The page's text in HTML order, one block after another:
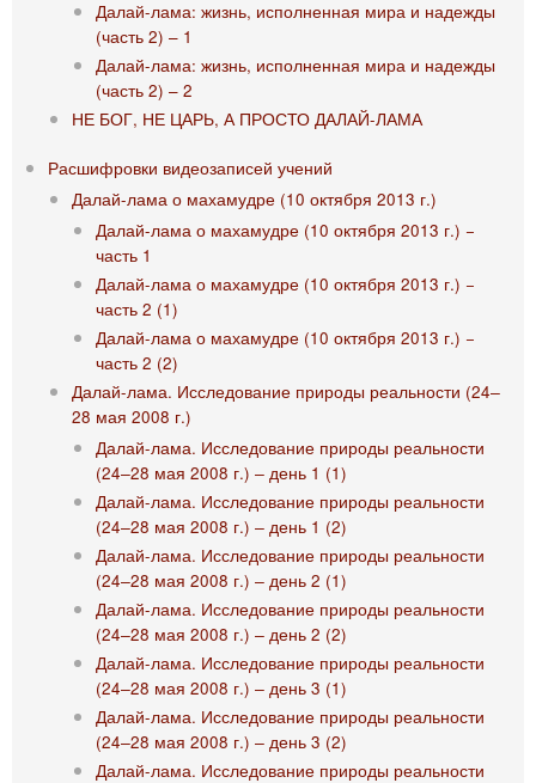
Далай-лама: жизнь, исполненная мира и надежды
(часть 2) – 1
Далай-лама: жизнь, исполненная мира и надежды
(часть 2) – 2
НЕ БОГ, НЕ ЦАРЬ, А ПРОСТО ДАЛАЙ-ЛАМА
Расшифровки видеозаписей учений
Далай-лама о махамудре (10 октября 2013 г.)
Далай-лама о махамудре (10 октября 2013 г.) −
часть 1
Далай-лама о махамудре (10 октября 2013 г.) −
часть 2 (1)
Далай-лама о махамудре (10 октября 2013 г.) −
часть 2 (2)
Далай-лама. Исследование природы реальности (24‒
28 мая 2008 г.)
Далай-лама. Исследование природы реальности
(24‒28 мая 2008 г.) ‒ день 1 (1)
Далай-лама. Исследование природы реальности
(24‒28 мая 2008 г.) ‒ день 1 (2)
Далай-лама. Исследование природы реальности
(24‒28 мая 2008 г.) ‒ день 2 (1)
Далай-лама. Исследование природы реальности
(24‒28 мая 2008 г.) ‒ день 2 (2)
Далай-лама. Исследование природы реальности
(24‒28 мая 2008 г.) ‒ день 3 (1)
Далай-лама. Исследование природы реальности
(24‒28 мая 2008 г.) ‒ день 3 (2)
Далай-лама. Исследование природы реальности